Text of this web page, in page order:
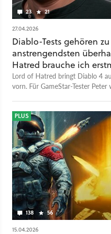
23 21
27.04.2026
Diablo-Tests gehören
anstrengendsten
Hatred brauche ich
Lord of Hatred bringt Diablo 4
vorn. Für GameStar-Tester
138 56
PLUS
15.04.2026